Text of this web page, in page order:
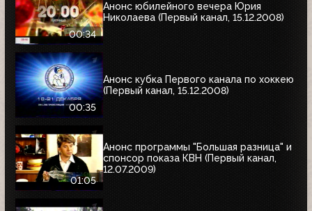
00:34
Анонс юбилейного вечера Юрия
Николаева (Первый канал, 15.12.2008)
00:35
Анонс кубка Первого канала по хоккею
(Первый канал, 15.12.2008)
01:05
Анонс программы "Большая разница" и
спонсор показа КВН (Первый канал,
12.07.2009)